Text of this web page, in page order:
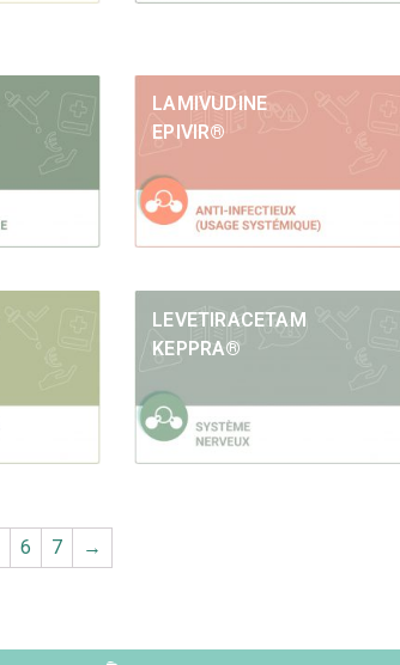
LAMIVUDINE
EPIVIR®
LEVETIRACETAM
KEPPRA®
6 7 →